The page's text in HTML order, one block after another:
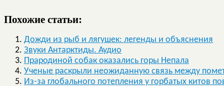
Похожие статьи:
Дожди из рыб и лягушек: легенды и объяснения
Звуки Антарктиды. Аудио
Прародиной собак оказались горы Непала
Ученые раскрыли неожиданную связь между
Из-за глобального потепления у горбатых китов